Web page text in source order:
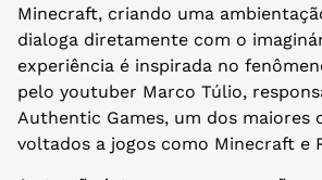
Minecraft, criando uma
dialoga diretamente com o
experiência é inspirada no
pelo youtuber Marco Túlio,
Authentic Games, um dos maiores
voltados a jogos como Minecraft e